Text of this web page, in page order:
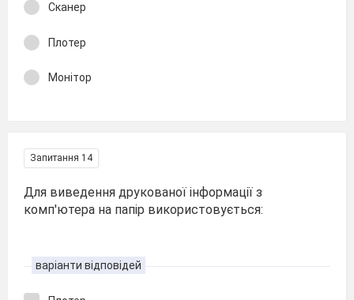
Сканер
Плотер
Монітор
Запитання 14
Для виведення друкованої інформації з
комп'ютера на папір використовується:
варіанти відповідей